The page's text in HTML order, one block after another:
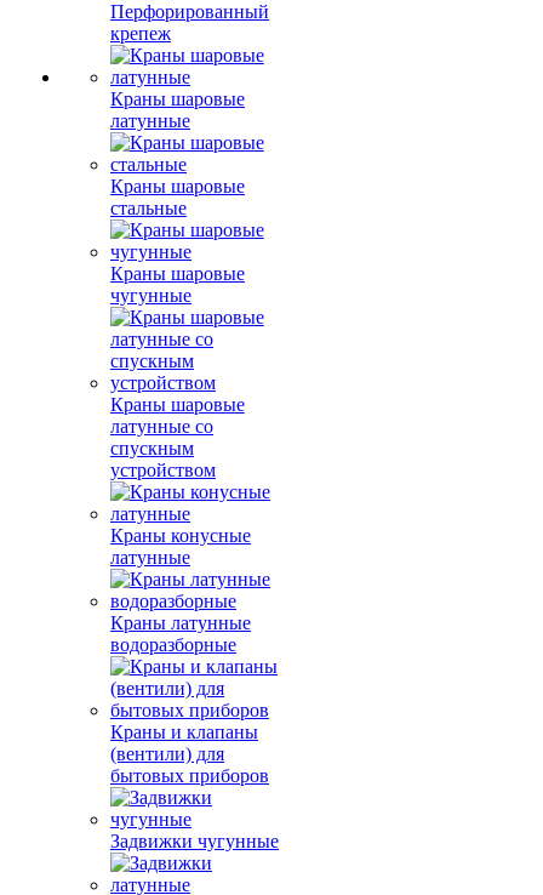
Перфорированный
крепеж
Краны шаровые
латунные
Краны шаровые
стальные
Краны шаровые
чугунные
Краны шаровые
латунные со
спускным
устройством
Краны конусные
латунные
Краны латунные
водоразборные
Краны и клапаны
(вентили) для
бытовых приборов
Задвижки чугунные